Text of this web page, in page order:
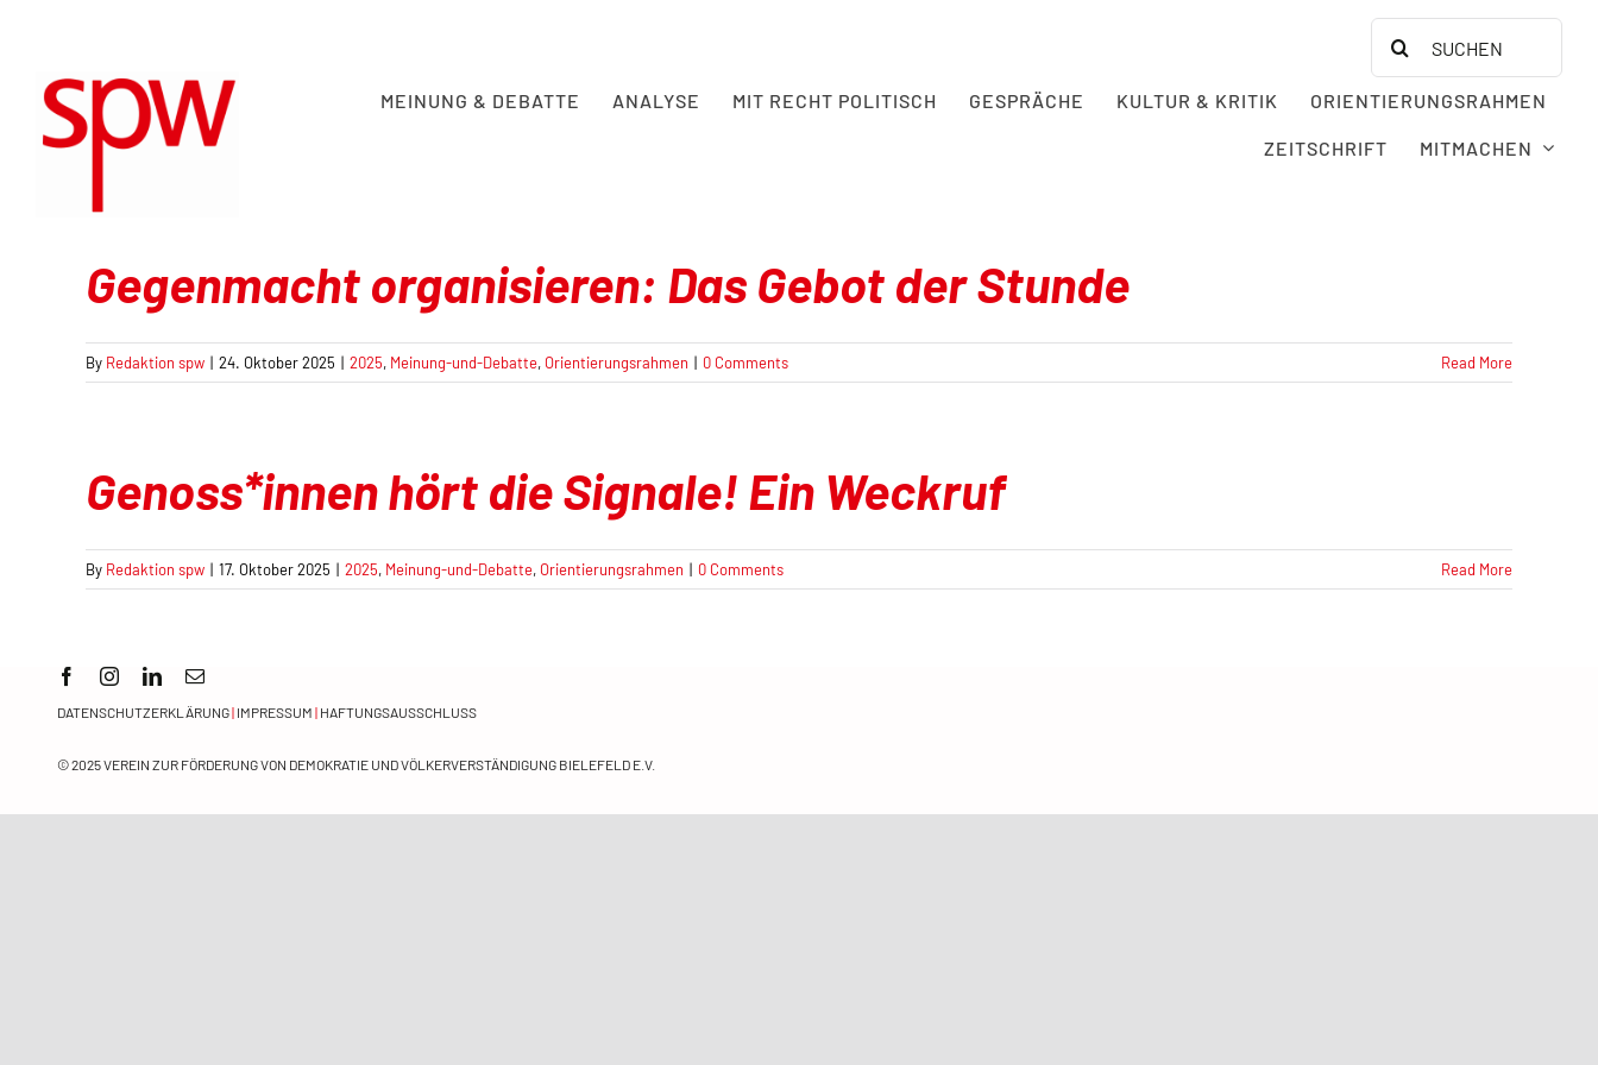
content
Search
for:
MEINUNG & DEBATTE ANALYSE MIT RECHT POLITISCH GESPRÄCHE KULTUR & KRITIK ORIENTIERUNGSRAHMEN
ZEITSCHRIFT MITMACHEN
Gegenmacht organisieren: Das Gebot der Stunde
By Redaktion spw | 24. Oktober 2025 | 2025, Meinung-und-Debatte, Orientierungsrahmen | 0 Comments Read More
Genoss*innen hört die Signale! Ein Weckruf
By Redaktion spw | 17. Oktober 2025 | 2025, Meinung-und-Debatte, Orientierungsrahmen | 0 Comments Read More
DATENSCHUTZERKLÄRUNG| IMPRESSUM | HAFTUNGSAUSSCHLUSS
© 2025VEREIN ZUR FÖRDERUNG VON DEMOKRATIE UND VÖLKERVERSTÄNDIGUNG BIELEFELD E.V.